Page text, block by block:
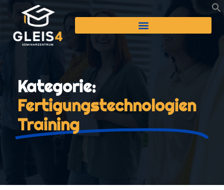
Kategorie:
Fertigungstechnologien
Training